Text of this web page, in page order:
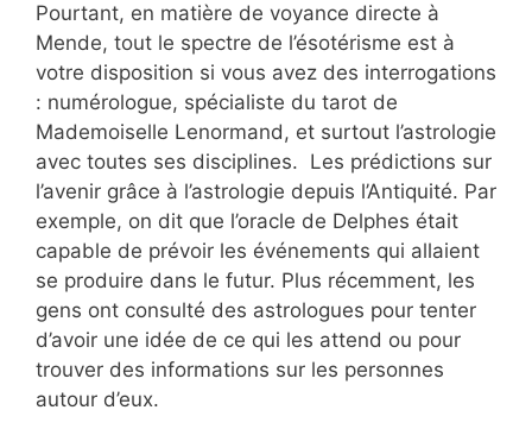
Pourtant, en matière de voyance directe à
Mende, tout le spectre de l’ésotérisme est à
votre disposition si vous avez des interrogations
: numérologue, spécialiste du tarot de
Mademoiselle Lenormand, et surtout l’astrologie
avec toutes ses disciplines. Les prédictions sur
l’avenir grâce à l’astrologie depuis l’Antiquité. Par
exemple, on dit que l’oracle de Delphes était
capable de prévoir les événements qui allaient
se produire dans le futur. Plus récemment, les
gens ont consulté des astrologues pour tenter
d’avoir une idée de ce qui les attend ou pour
trouver des informations sur les personnes
autour d’eux.